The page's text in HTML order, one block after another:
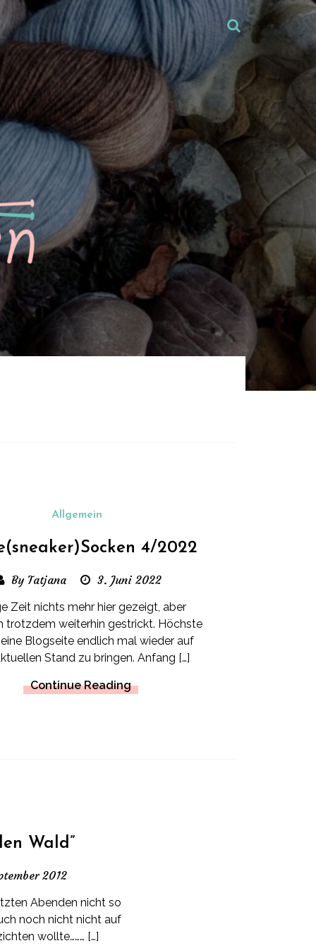
Allgemein
4/2022
By Tatjana 3. Juni 2022
Zeit nichts mehr hier gezeigt, aber
trotzdem weiterhin gestrickt. Höchste
Blogseite endlich mal wieder auf
Stand zu bringen. Anfang […]
Continue Reading
Wald”
2012
Abenden nicht so
noch nicht nicht auf
wollte……… […]